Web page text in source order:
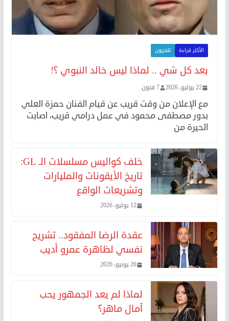
الأكثر قراءة تلفزيون
بعد كل شي .. لماذا ليس خالد النبوي ؟!
22 يوليو، 2026 7 فنون
مع الإعلان من وقت قريب عن قيام الفنان حمزة العلي
بدور مصطفى محمود في عمل درامي قريب، اصابت
الحيرة من
خلف كواليس مسلسلات الـ GL:
تاريخ الأيقونات والمليارات
وتشريعات الواقع
12 يوليو، 2026
عقدة الرضا المفقود.. تشريح
نفسي لظاهرة عمرو أديب
26 يونيو، 2026
لماذا لم يعد الجمهور يحب
آمال ماهر؟